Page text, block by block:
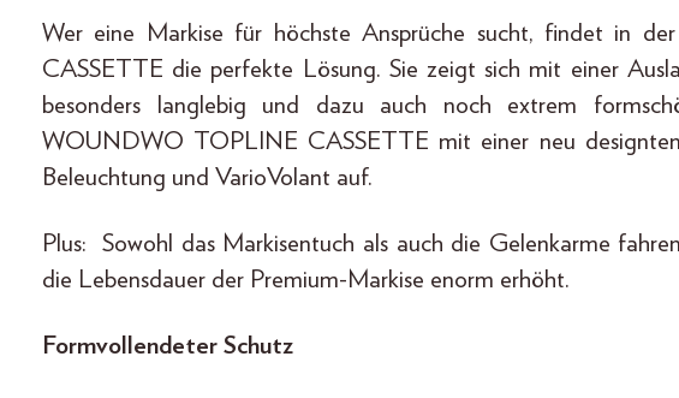
Wer eine Markise für höchste Ansprüche sucht, findet in
CASSETTE die perfekte Lösung. Sie zeigt sich mit einer
besonders langlebig und dazu auch noch extrem
WOUNDWO TOPLINE CASSETTE mit einer neu
Beleuchtung und VarioVolant auf.
Plus: Sowohl das Markisentuch als auch die Gelenkarme
die Lebensdauer der Premium-Markise enorm erhöht.
Formvollendeter Schutz